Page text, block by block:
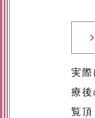
実
療
覧頂